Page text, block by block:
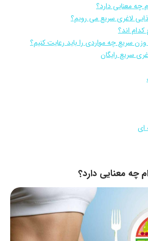
چه معنایی دارد؟
لاغری سریع می رویم؟
اند؟
سریع چه مواردی را باید رعایت کنیم؟
سریع رایگان
ای
چه معنایی دارد؟